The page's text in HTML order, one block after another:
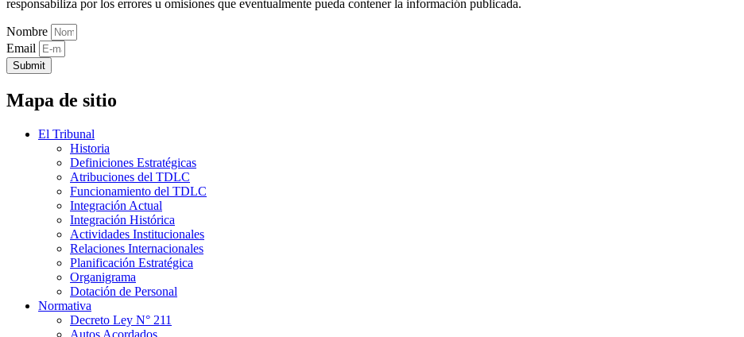
responsabiliza por los errores u omisiones que eventualmente pueda contener la información publicada.
Nombre
Email
Submit
Mapa de sitio
El Tribunal
Historia
Definiciones Estratégicas
Atribuciones del TDLC
Funcionamiento del TDLC
Integración Actual
Integración Histórica
Actividades Institucionales
Relaciones Internacionales
Planificación Estratégica
Organigrama
Dotación de Personal
Normativa
Decreto Ley N° 211